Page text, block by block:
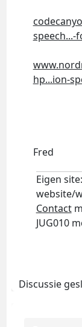
speech...-
hp...ion-
Fred
Eigen site:
website/
Contact
JUG010
Discussie